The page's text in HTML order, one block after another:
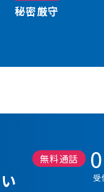
秘密厳守
無料通話
受